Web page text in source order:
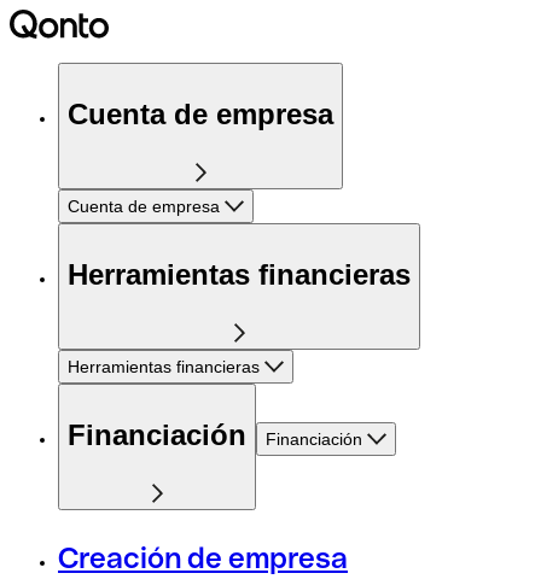
Cuenta de empresa
Cuenta de empresa
Herramientas financieras
Herramientas financieras
Financiación Financiación
Creación de empresa